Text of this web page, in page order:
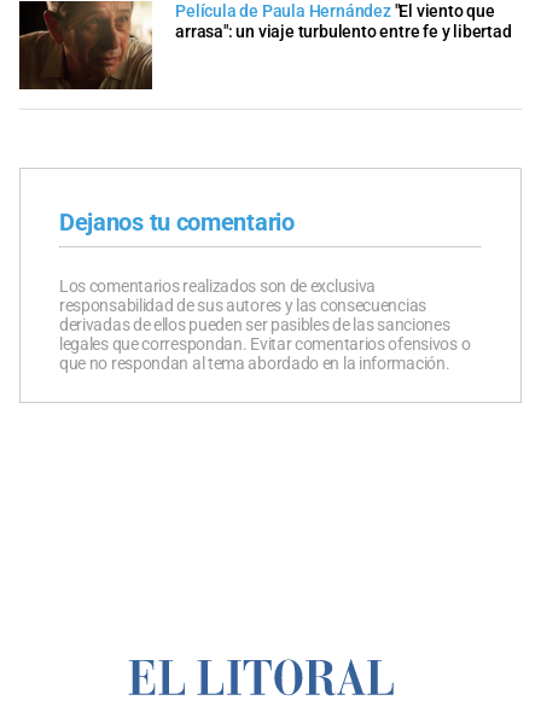
Película de Paula Hernández"El viento que
arrasa": un viaje turbulento entre fe y libertad
Dejanos tu comentario
Los comentarios realizados son de exclusiva
responsabilidad de sus autores y las consecuencias
derivadas de ellos pueden ser pasibles de las sanciones
legales que correspondan. Evitar comentarios ofensivos o
que no respondan al tema abordado en la información.